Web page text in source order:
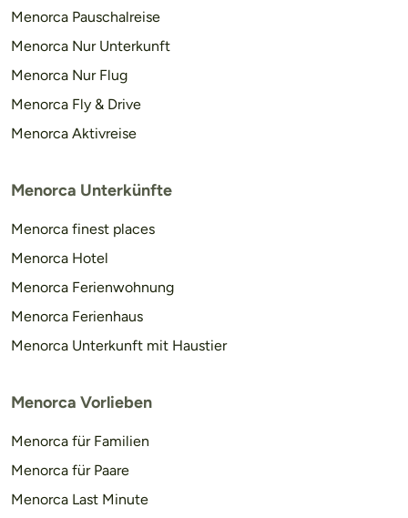
Menorca Pauschalreise
Menorca Nur Unterkunft
Menorca Nur Flug
Menorca Fly & Drive
Menorca Aktivreise
Menorca Unterkünfte
Menorca finest places
Menorca Hotel
Menorca Ferienwohnung
Menorca Ferienhaus
Menorca Unterkunft mit Haustier
Menorca Vorlieben
Menorca für Familien
Menorca für Paare
Menorca Last Minute